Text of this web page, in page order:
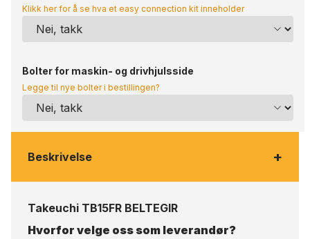
Klikk her for å se hva et easy connection kit inneholder
Bolter for maskin- og drivhjulsside
Legge til nye bolter i bestillingen?
Beskrivelse +
Takeuchi TB15FR BELTEGIR
Hvorfor velge oss som leverandør?